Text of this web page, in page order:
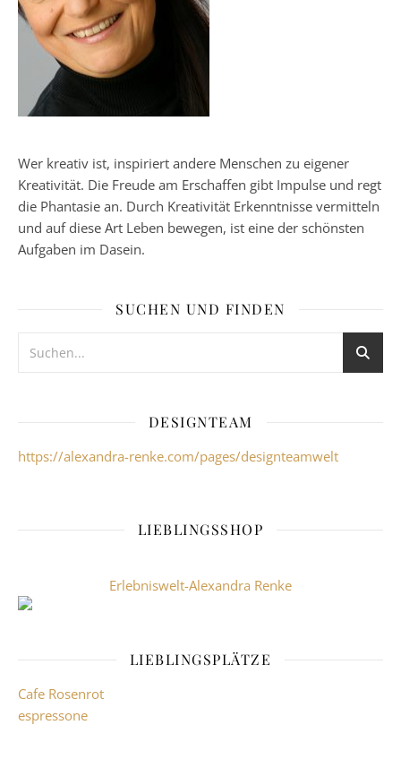
Wer kreativ ist, inspiriert andere Menschen zu eigener
Kreativität. Die Freude am Erschaffen gibt Impulse und regt
die Phantasie an. Durch Kreativität Erkenntnisse vermitteln
und auf diese Art Leben bewegen, ist eine der schönsten
Aufgaben im Dasein.
SUCHEN UND FINDEN
DESIGNTEAM
https://alexandra-renke.com/pages/designteamwelt
LIEBLINGSSHOP
Erlebniswelt-Alexandra Renke
LIEBLINGSPLÄTZE
Cafe Rosenrot
espressone